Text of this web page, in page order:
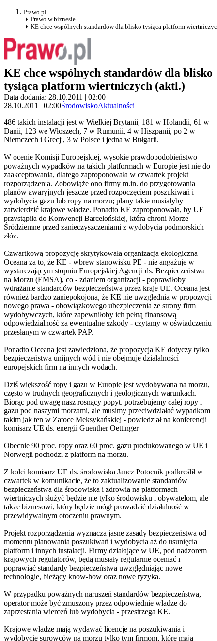
Prawo.pl
Prawo w biznesie
KE chce wspólnych standardów dla blisko tysiąca platform
KE chce wspólnych standardów dla blisko
tysiąca platform wiertniczych (aktl.)
Data dodania: 28.10.2011 | 02:00
28.10.2011 | 02:00ŚrodowiskoAktualności
486 takich instalacji jest w Wielkiej Brytanii, 181 w Holandii, 61 w
Danii, 123 we Włoszech, 7 w Rumunii, 4 w Hiszpanii, po 2 w
Niemczech i Grecji, 3 w Polsce i jedna w Bułgarii.
W ocenie Komisji Europejskiej, wysokie prawdopodobieństwo
poważnych wypadków na takich platformach w Europie jest nie do
zaakceptowania, dlatego zaproponowała w czwartek projekt
rozporządzenia. Zobowiąże ono firmy m.in. do przygotowania
planów awaryjnych jeszcze przed rozpoczęciem poszukiwań i
wydobycia gazu lub ropy na morzu; plany takie musiałyby
zatwierdzić krajowe władze. Ponadto KE zaproponowała, by UE
przystąpiła do Konwencji Barcelońskiej, która chroni Morze
Śródziemne przed zanieczyszczeniami z wydobycia podmorskich
złóż.
Czwartkową propozycję skrytykowała organizacja ekologiczna
Oceana za to, że KE - wbrew stanowisku PE - nie angażuje w
wystarczającym stopniu Europejskiej Agencji ds. Bezpieczeństwa
na Morzu (EMSA), co - zdaniem organizacji - poprawiłoby
wdrażanie standardów bezpieczeństwa przez kraje UE. Oceana jest
również bardzo zaniepokojona, że KE nie uwzględnia w propozycji
nowego prawa - obowiązkowego ubezpieczenia ze strony firm
wydobywczych, które zapewniłoby ich pełną finansową
odpowiedzialność za ewentualne szkody - czytamy w oświadczeniu
przesłanym w czwartek PAP.
Ponadto Oceana jest zawiedziona, że propozycja KE dotyczy tylko
bezpieczeństwa unijnych wód i nie obejmuje działalności
europejskich firm na innych wodach.
Dziś większość ropy i gazu w Europie jest wydobywana na morzu,
często w trudnych geograficznych i geologicznych warunkach.
Biorąc pod uwagę nasz rosnący popyt, potrzebujemy całej ropy i
gazu pod naszymi morzami, ale musimy przeciwdziałać wypadkom
takim jak ten w Zatoce Meksykańskiej - powiedział na konferencji
komisarz UE ds. energii Guenther Oettinger.
Obecnie 90 proc. ropy oraz 60 proc. gazu produkowanego w UE i
Norwegii pochodzi z platform na morzu.
Z kolei komisarz UE ds. środowiska Janez Potocnik podkreślił w
czwartek w komunikacie, że to zaktualizowanie standardów
bezpieczeństwa dla środowiska i zdrowia na platformach
wiertniczych służyć będzie nie tylko środowisku i obywatelom, ale
także biznesowi, który będzie mógł prowadzić działalność w
przewidywalnym otoczeniu prawnym.
Projekt rozporządzenia wyznacza jasne zasady bezpieczeństwa od
momentu planowania poszukiwań i wydobycia aż do usunięcia
platform i innych instalacji. Firmy działające w UE, pod nadzorem
krajowych regulatorów, będą musiały regularnie oceniać i
poprawiać standardy bezpieczeństwa uwzględniając nowe
technologie, bieżący know-how oraz nowe ryzyka.
W przypadku poważnych naruszeń standardów bezpieczeństwa,
operator może być zmuszony przez odpowiednie władze do
zaprzestania wierceń lub wydobycia - przestrzega KE.
Krajowe władze mają wydawać licencje na poszukiwania i
wydobycie surowców na morzu tylko tym firmom, które mają